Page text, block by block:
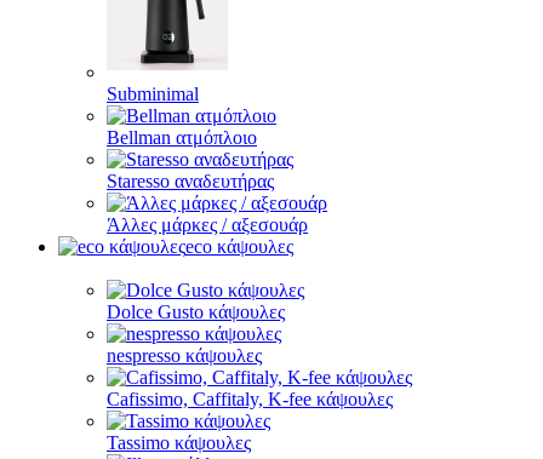
Subminimal
Bellman ατμόπλοιο
Staresso αναδευτήρας
Άλλες μάρκες / αξεσουάρ
eco κάψουλες